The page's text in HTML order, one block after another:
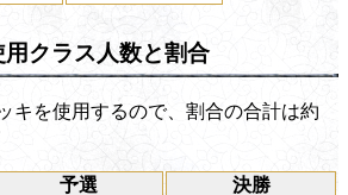
クラス人数と割合
キを使用するので、割合の合計は約
予選 決勝